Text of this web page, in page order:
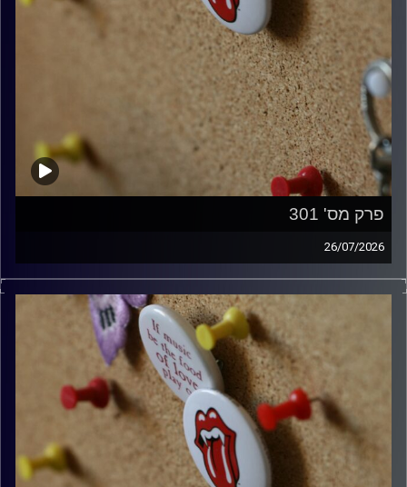
פרק מס' 301
26/07/2026
ספיישל רולינג סטונס עם אורן הוף.
włodi